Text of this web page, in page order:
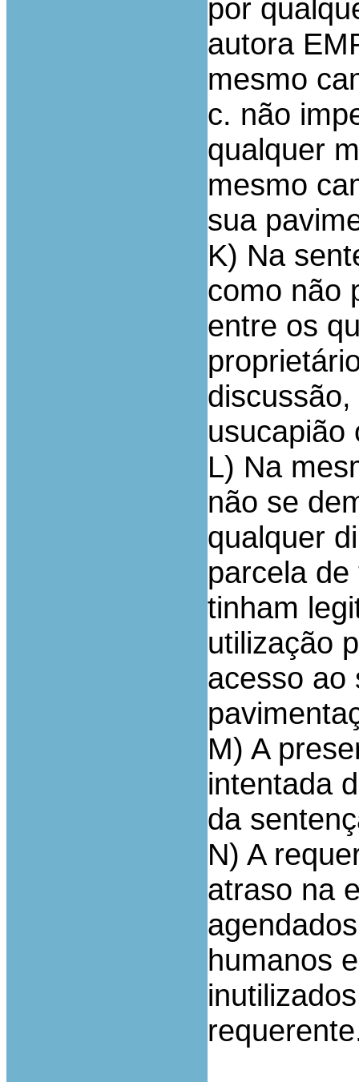
por
autora
mesmo
c. não
qualquer
mesmo
sua
K) Na
como não
entre os
usucapião
L) Na
não se
qualquer
parcela
tinham
utilização
acesso ao
M) A
intentada
da
N) A
atraso na
humanos